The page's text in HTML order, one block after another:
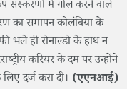
संस्करणों में गोल करने वाले
का समापन कोलंबिया के
भले ही रोनाल्डो के हाथ न
करियर के दम पर उन्होंने
दर्ज करा दी। (एएनआई)